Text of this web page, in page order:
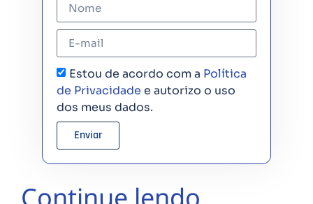
Estou de acordo com a Política
de Privacidade e autorizo o uso
dos meus dados.
Enviar